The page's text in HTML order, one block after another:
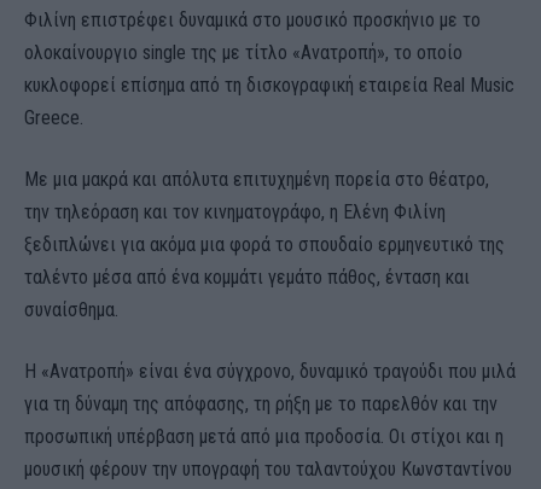
Φιλίνη επιστρέφει δυναμικά στο μουσικό προσκήνιο με το
ολοκαίνουργιο single της με τίτλο «Ανατροπή», το οποίο
κυκλοφορεί επίσημα από τη δισκογραφική εταιρεία Real Music
Greece.
Με μια μακρά και απόλυτα επιτυχημένη πορεία στο θέατρο,
την τηλεόραση και τον κινηματογράφο, η Ελένη Φιλίνη
ξεδιπλώνει για ακόμα μια φορά το σπουδαίο ερμηνευτικό της
ταλέντο μέσα από ένα κομμάτι γεμάτο πάθος, ένταση και
συναίσθημα.
Η «Ανατροπή» είναι ένα σύγχρονο, δυναμικό τραγούδι που μιλά
για τη δύναμη της απόφασης, τη ρήξη με το παρελθόν και την
προσωπική υπέρβαση μετά από μια προδοσία. Οι στίχοι και η
μουσική φέρουν την υπογραφή του ταλαντούχου Κωνσταντίνου